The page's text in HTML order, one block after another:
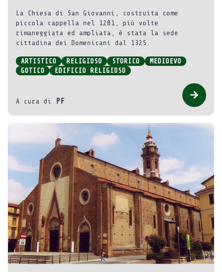
La Chiesa di San Giovanni, costruita come
piccola cappella nel 1281, più volte
rimaneggiata ed ampliata, è stata la sede
cittadina dei Domenicani dal 1325.
ARTISTICO RELIGIOSO STORICO
MEDIOEVO
GOTICO
EDIFICIO RELIGIOSO
A cura di PF